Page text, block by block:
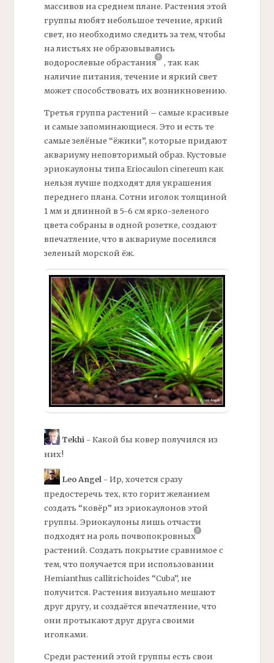
массивов на среднем плане. Растения этой
группы любят небольшое течение, яркий
свет, но необходимо следить за тем, чтобы
на листьях не образовывались
водорослевые обрастания , так как
наличие питания, течение и яркий свет
может способствовать их возникновению.
Третья группа растений – самые красивые
и самые запоминающиеся. Это и есть те
самые зелёные “ёжики”, которые придают
аквариуму неповторимый образ. Кустовые
эриокаулоны типа Eriocaulon cinereum как
нельзя лучше подходят для украшения
переднего плана. Сотни иголок толщиной
1 мм и длинной в 5-6 см ярко-зеленого
цвета собраны в одной розетке, создают
впечатление, что в аквариуме поселился
зеленый морской ёж.
Tekhi- Какой бы ковер получился из
них!
Leo Angel- Ир, хочется сразу
предостеречь тех, кто горит желанием
создать “ковёр” из эриокаулонов этой
группы. Эриокаулоны лишь отчасти
подходят на роль почвопокровных
растений. Создать покрытие сравнимое с
тем, что получается при использовании
Hemianthus callitrichoides “Cuba”, не
получится. Растения визуально мешают
друг другу, и создаётся впечатление, что
они протыкают друг друга своими
иголками.
Среди растений этой группы есть свои